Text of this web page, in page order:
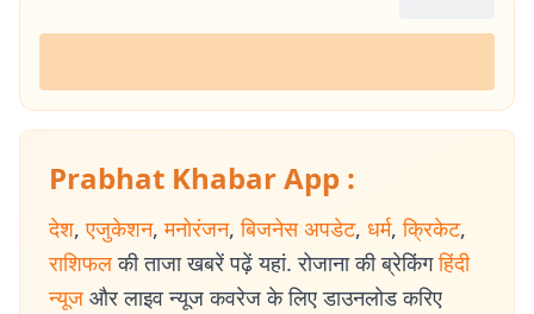
Prabhat Khabar App :
देश, एजुकेशन, मनोरंजन, बिजनेस अपडेट, धर्म, क्रिकेट,
राशिफल की ताजा खबरें पढ़ें यहां. रोजाना की ब्रेकिंग हिंदी
न्यूज और लाइव न्यूज कवरेज के लिए डाउनलोड करिए